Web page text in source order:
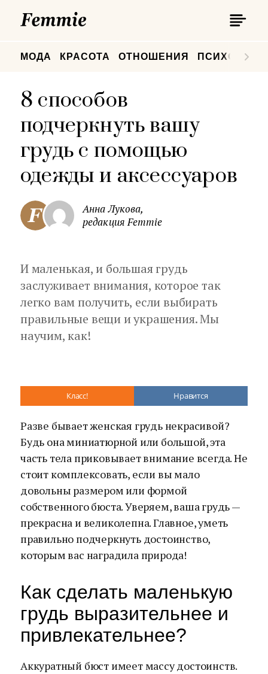
МОДА КРАСОТА ОТНОШЕНИЯ
8 способов
подчеркнуть вашу
грудь с помощью
одежды и аксессуаров
Анна Лукова,
редакция Femmie
И маленькая, и большая грудь
заслуживает внимания, которое так
легко вам получить, если выбирать
правильные вещи и украшения. Мы
научим, как!
Класс! Нравится
Разве бывает женская грудь некрасивой?
Будь она миниатюрной или большой, эта
часть тела приковывает внимание всегда. Не
стоит комплексовать, если вы мало
довольны размером или формой
собственного бюста. Уверяем, ваша грудь —
прекрасна и великолепна. Главное, уметь
правильно подчеркнуть достоинство,
которым вас наградила природа!
Как сделать маленькую
грудь выразительнее и
привлекательнее?
Аккуратный бюст имеет массу достоинств.